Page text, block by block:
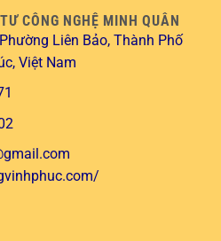
CÔNG NGHỆ MINH QUÂN
Liên Bảo, Thành Phố
Việt Nam